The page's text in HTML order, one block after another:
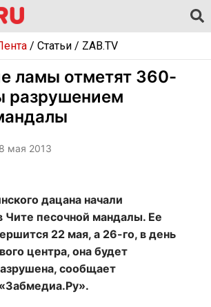
/ Статьи/ ZAB.TV
ламы отметят 360-
разрушением
мая 2013
дацана начали
Чите песочной мандалы. Ее
22 мая, а 26-го, в день
центра, она будет
сообщает